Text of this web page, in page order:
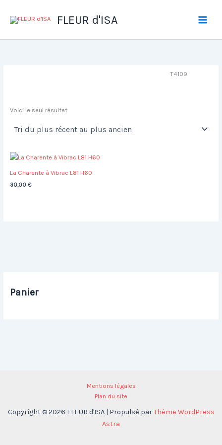
contenu
FLEUR d'ISA
T4109
Voici le seul résultat
La Charente à Vibrac L81 H60
30,00 €
Panier
Mentions légales
Plan du site
Copyright © 2026 FLEUR d'ISA | Propulsé parThème WordPress
Astra